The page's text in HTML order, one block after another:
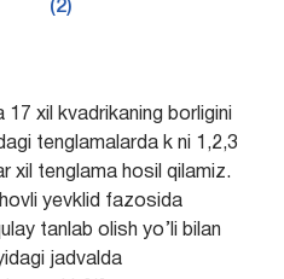
xil kvadrikaning borligini
tenglamalarda k ni 1,2,3
xil tenglama hosil qilamiz.
yevklid fazosida
tanlab olish yo’li bilan
jadvalda